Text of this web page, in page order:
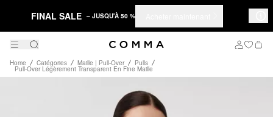
FINAL SALE – JUSQU'À 50 %
Home Catégories Maille | Pull-Over Pulls
Pull-Over Légèrement Transparent En Fine Maille